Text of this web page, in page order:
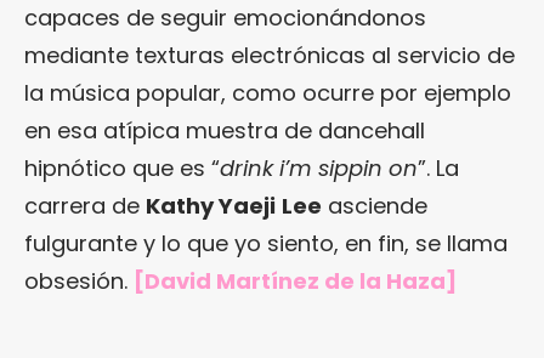
capaces de seguir emocionándonos
mediante texturas electrónicas al servicio de
la música popular, como ocurre por ejemplo
en esa atípica muestra de dancehall
hipnótico que es “drink i’m sippin on”. La
carrera de Kathy Yaeji Lee asciende
fulgurante y lo que yo siento, en fin, se llama
obsesión. [David Martínez de la Haza]